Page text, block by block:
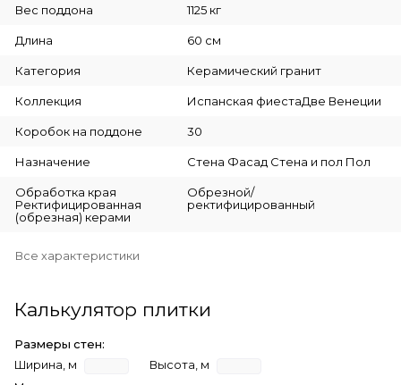
Вес поддона 1125 кг
Длина 60 см
Категория Керамический гранит
Коллекция Испанская фиестаДве Венеции
Коробок на поддоне 30
Назначение Стена Фасад Стена и пол Пол
Обработка края
Ректифицированная
(обрезная) керами
Обрезной/
ректифицированный
Все характеристики
Калькулятор плитки
Размеры стен:
Ширина, м
Высота, м